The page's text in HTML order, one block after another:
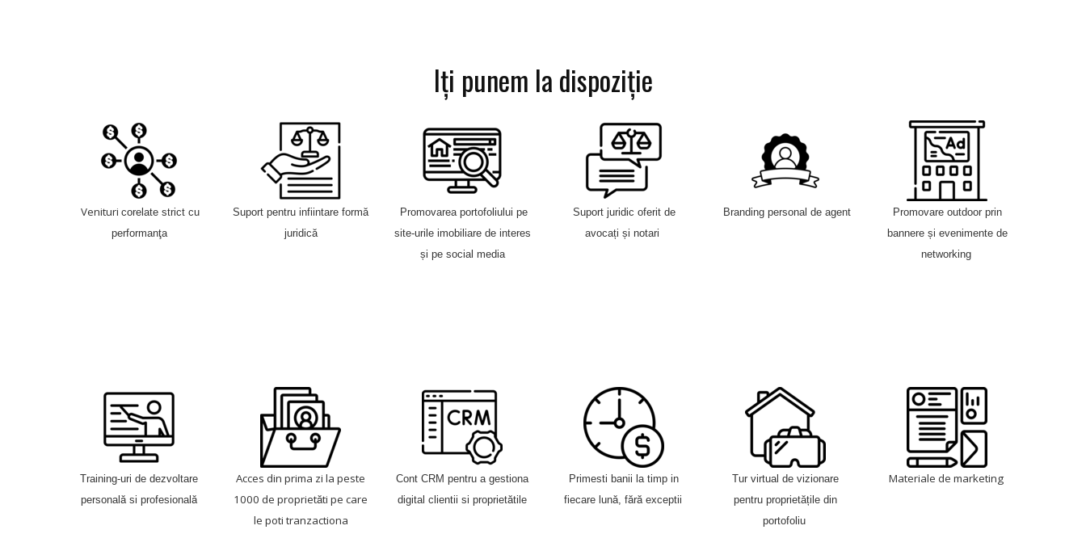
Iţi punem la dispoziţie
Venituri corelate strict cu
performanţa
Suport pentru infiintare formă
juridică
Promovarea portofoliului pe
site-urile imobiliare de interes
și pe social media
Suport juridic oferit de
avocați și notari
Branding personal de agent
Promovare outdoor prin
bannere și evenimente de
networking
Training-uri de dezvoltare
personală si profesională
Acces din prima zi la peste
1000 de proprietăti pe care
le poti tranzactiona
Cont CRM pentru a gestiona
digital clientii si proprietătile
Primesti banii la timp in
fiecare lună, fărăexceptii
Tur virtual de vizionare
pentru proprietățile din
portofoliu
Materiale de marketing